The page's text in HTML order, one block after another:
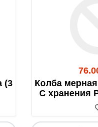
в/из Казахстана
(клиентом) в
(3
Колба
С